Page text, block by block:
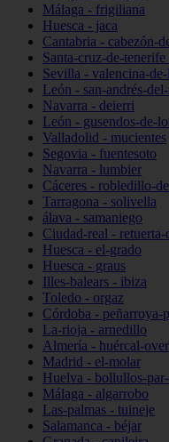
Málaga - frigiliana
Huesca - jaca
Cantabria - cabezón-
Santa-cruz-de-
Sevilla - valencina-
León - san-andrés-
Navarra - deierri
León - gusendos-de-
Valladolid - mucientes
Segovia - fuentesoto
Navarra - lumbier
Cáceres - robledillo-
Tarragona - solivella
álava - samaniego
Ciudad-real -
Huesca - el-grado
Huesca - graus
Illes-balears - ibiza
Toledo - orgaz
Córdoba - peñarroya-
La-rioja - arnedillo
Almería - huércal-
Madrid - el-molar
Huelva - bollullos-
Málaga - algarrobo
Las-palmas - tuineje
Salamanca - béjar